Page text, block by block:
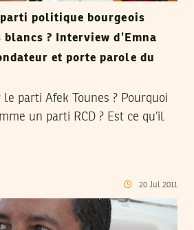
politique bourgeois
? Interview d’Emna
et porte parole du
parti Afek Tounes ? Pourquoi
un parti RCD ? Est ce qu’il
20 Jul 2011